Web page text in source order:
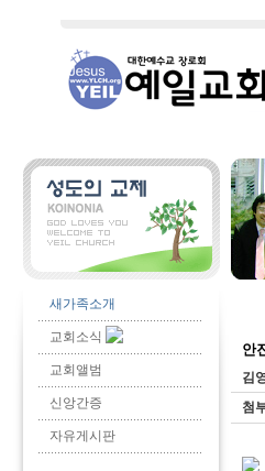
새가족소개
교회소식
교회앨범
신앙간증
자유게시판
안
김
첨